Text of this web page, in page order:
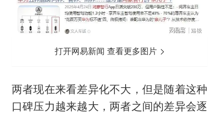
打开网易新闻 查看更多图片
两者现在来看差异化不大，但是随着这种
口碑压力越来越大，两者之间的差异会逐